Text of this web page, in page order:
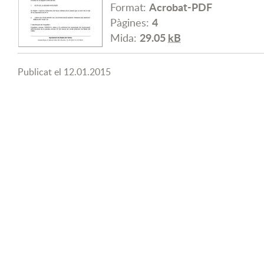
Format: Acrobat-PDF
Pàgines: 4
Mida: 29.05kB
Publicat el 12.01.2015